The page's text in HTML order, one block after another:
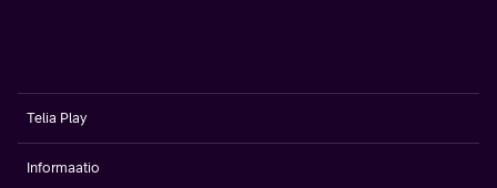
Telia Play
Informaatio